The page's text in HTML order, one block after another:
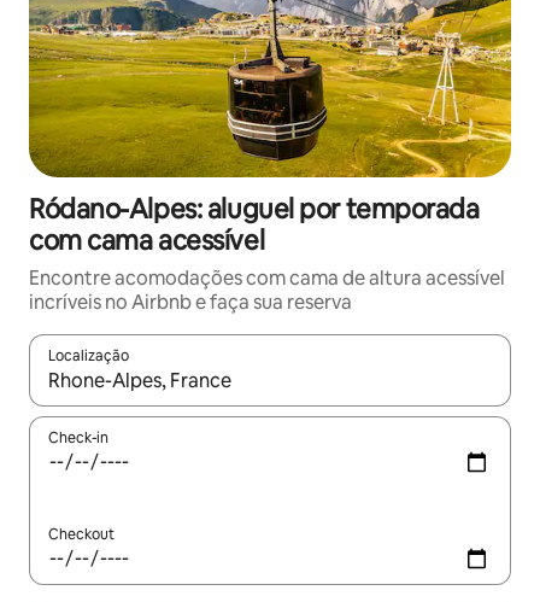
Ródano-Alpes: aluguel por temporada
com cama acessível
Encontre acomodações com cama de altura acessível
incríveis no Airbnb e faça sua reserva
Localização
Quando os resultados estiverem disponíveis, explore-os
Check-in
Checkout